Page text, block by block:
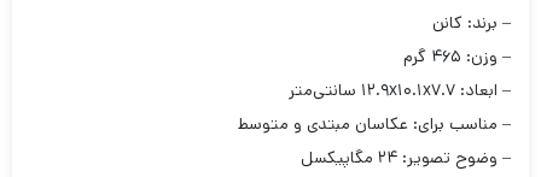
– برند: کانن
– وزن: ۴۶۵ گرم
– ابعاد: ۱۲.۹x۱۰.۱x۷.۷ سانتی‌متر
– مناسب برای: عکاسان مبتدی و متوسط
– وضوح تصویر: ۲۴ مگاپیکسل